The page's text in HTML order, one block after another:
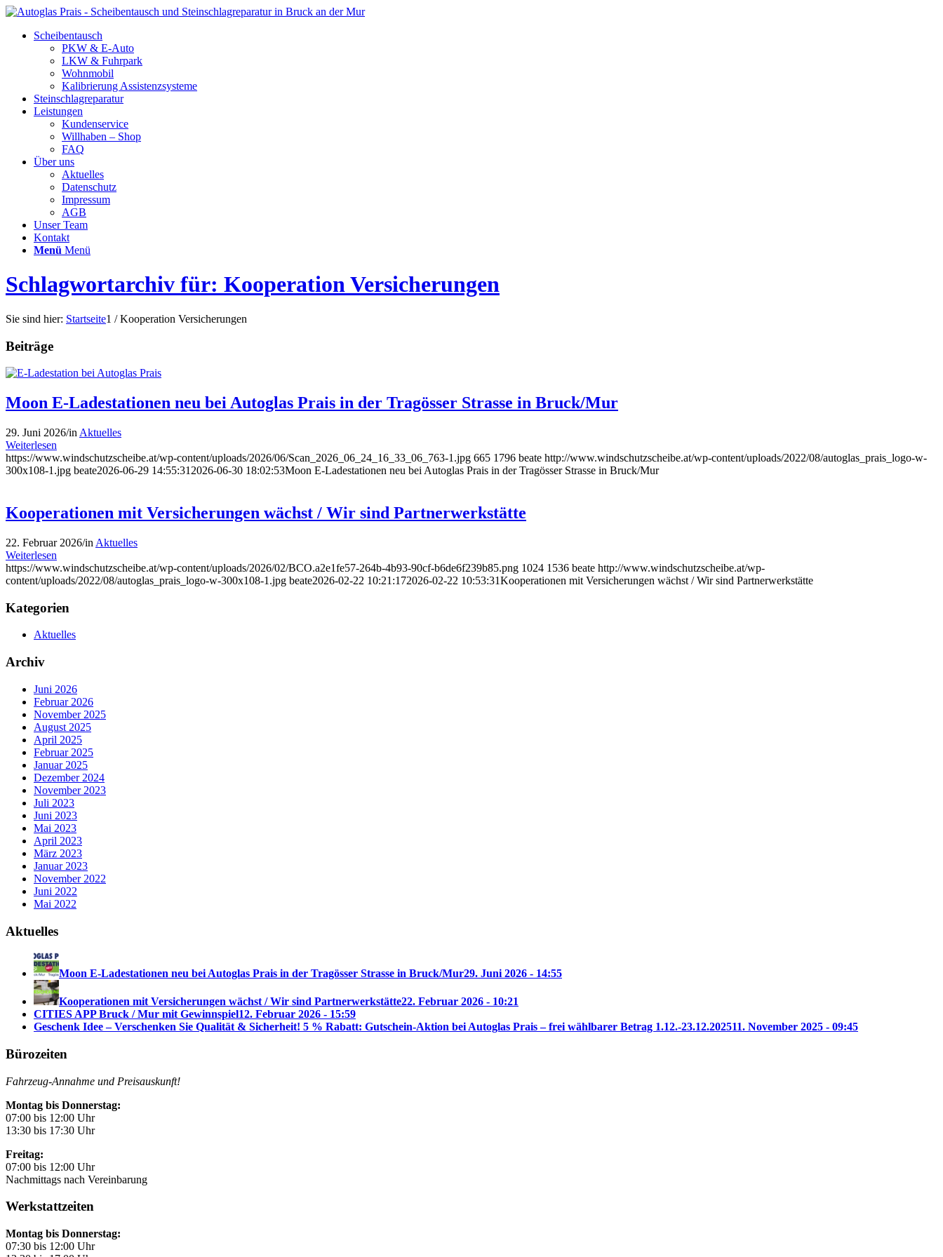
Scheibentausch
PKW & E-Auto
LKW & Fuhrpark
Wohnmobil
Kalibrierung Assistenzsysteme
Steinschlagreparatur
Leistungen
Kundenservice
Willhaben – Shop
FAQ
Über uns
Aktuelles
Datenschutz
Impressum
AGB
Unser Team
Kontakt
Menü Menü
Schlagwortarchiv für: Kooperation Versicherungen
Sie sind hier: Startseite1 / Kooperation Versicherungen
Beiträge
Moon E-Ladestationen neu bei Autoglas Prais in der Tragösser Strasse in Bruck/Mur
29. Juni 2026/in Aktuelles
Weiterlesen
https://www.windschutzscheibe.at/wp-content/uploads/2026/06/Scan_2026_06_24_16_33_06_763-1.jpg 665 1796 beate http://www.windschutzscheibe.at/wp-content/uploads/2022/08/autoglas_prais_logo-w-
300x108-1.jpg beate2026-06-29 14:55:31 2026-06-30 18:02:53Moon E-Ladestationen neu bei Autoglas Prais in der Tragösser Strasse in Bruck/Mur
Kooperationen mit Versicherungen wächst / Wir sind Partnerwerkstätte
22. Februar 2026/in Aktuelles
Weiterlesen
https://www.windschutzscheibe.at/wp-content/uploads/2026/02/BCO.a2e1fe57-264b-4b93-90cf-b6de6f239b85.png 1024 1536 beate http://www.windschutzscheibe.at/wp-
content/uploads/2022/08/autoglas_prais_logo-w-300x108-1.jpg beate2026-02-22 10:21:172026-02-22 10:53:31Kooperationen mit Versicherungen wächst / Wir sind Partnerwerkstätte
Kategorien
Aktuelles
Archiv
Juni 2026
Februar 2026
November 2025
August 2025
April 2025
Februar 2025
Januar 2025
Dezember 2024
November 2023
Juli 2023
Juni 2023
Mai 2023
April 2023
März 2023
Januar 2023
November 2022
Juni 2022
Mai 2022
Aktuelles
Moon E-Ladestationen neu bei Autoglas Prais in der Tragösser Strasse in Bruck/Mur29. Juni 2026 - 14:55
Kooperationen mit Versicherungen wächst / Wir sind Partnerwerkstätte22. Februar 2026 - 10:21
CITIES APP Bruck / Mur mit Gewinnspiel12. Februar 2026 - 15:59
Geschenk Idee – Verschenken Sie Qualität & Sicherheit! 5 % Rabatt: Gutschein-Aktion bei Autoglas Prais – frei wählbarer Betrag 1.12.-23.12.202511. November 2025 - 09:45
Bürozeiten
Fahrzeug-Annahme und Preisauskunft!
Montag bis Donnerstag:
07:00 bis 12:00 Uhr
13:30 bis 17:30 Uhr
Freitag:
07:00 bis 12:00 Uhr
Nachmittags nach Vereinbarung
Werkstattzeiten
Montag bis Donnerstag:
07:30 bis 12:00 Uhr